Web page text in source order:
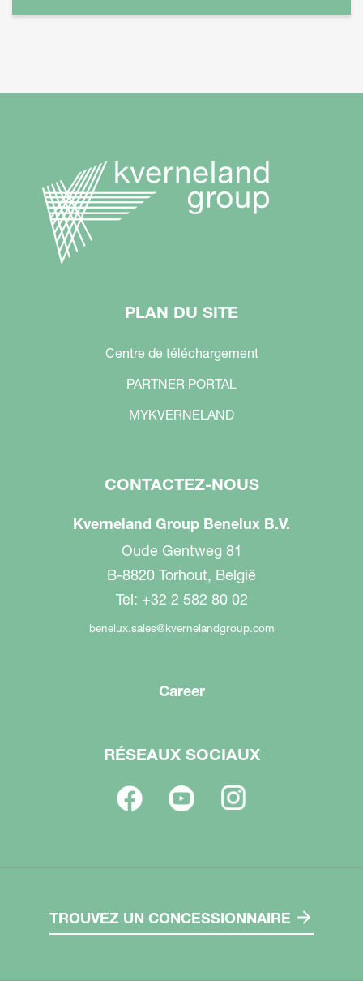
PLAN DU SITE
Centre de téléchargement
PARTNER PORTAL
MYKVERNELAND
CONTACTEZ-NOUS
Kverneland Group Benelux B.V.
Oude Gentweg 81
B-8820 Torhout, België
Tel: +32 2 582 80 02
benelux.sales@kvernelandgroup.com
Career
RÉSEAUX SOCIAUX
TROUVEZ UN CONCESSIONNAIRE